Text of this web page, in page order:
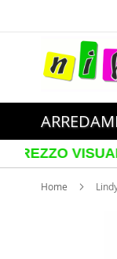
contenuto
-
Home